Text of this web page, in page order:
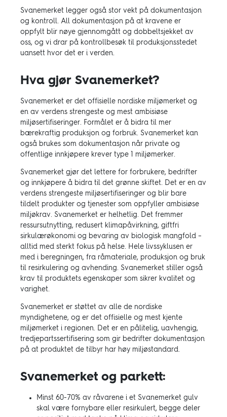
Svanemerket legger også stor vekt på dokumentasjon
og kontroll. All dokumentasjon på at kravene er
oppfylt blir nøye gjennomgått og dobbeltsjekket av
oss, og vi drar på kontrollbesøk til produksjonsstedet
uansett hvor det er i verden.
Hva gjør Svanemerket?
Svanemerket er det offisielle nordiske miljømerket og
en av verdens strengeste og mest ambisiøse
miljøsertifiseringer. Formålet er å bidra til mer
bærekraftig produksjon og forbruk. Svanemerket kan
også brukes som dokumentasjon når private og
offentlige innkjøpere krever type 1 miljømerker.
Svanemerket gjør det lettere for forbrukere, bedrifter
og innkjøpere å bidra til det grønne skiftet. Det er en av
verdens strengeste miljøsertifiseringer og blir bare
tildelt produkter og tjenester som oppfyller ambisiøse
miljøkrav. Svanemerket er helhetlig. Det fremmer
ressursutnytting, redusert klimapåvirkning, giftfri
sirkulærøkonomi og bevaring av biologisk mangfold –
alltid med sterkt fokus på helse. Hele livssyklusen er
med i beregningen, fra råmateriale, produksjon og bruk
til resirkulering og avhending. Svanemerket stiller også
krav til produktets egenskaper som sikrer kvalitet og
varighet.
Svanemerket er støttet av alle de nordiske
myndighetene, og er det offisielle og mest kjente
miljømerket i regionen. Det er en pålitelig, uavhengig,
tredjepartssertifisering som gir bedrifter dokumentasjon
på at produktet de tilbyr har høy miljøstandard.
Svanemerket og parkett:
Minst 60-70% av råvarene i et Svanemerket gulv
skal være fornybare eller resirkulert, begge deler